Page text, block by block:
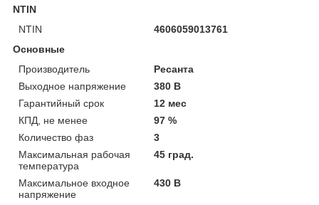
NTIN
NTIN
4606059013761
Основные
Производитель
Ресанта
Выходное напряжение
380 В
Гарантийный срок
12 мес
КПД, не менее
97 %
Количество фаз
3
Максимальная рабочая
температура
45 град.
Максимальное входное
напряжение
430 В